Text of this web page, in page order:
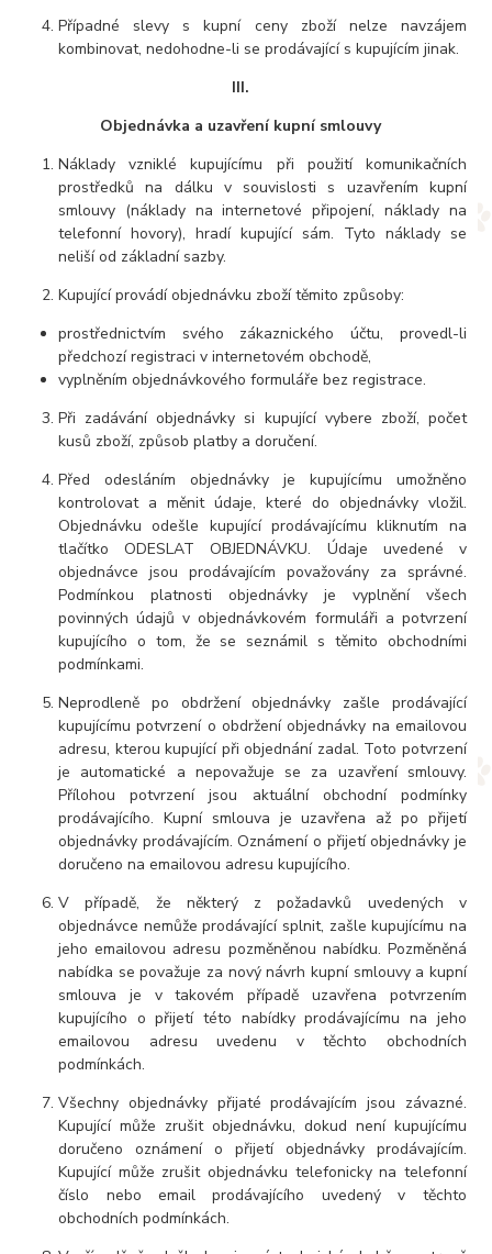
Případné slevy s kupní ceny zboží nelze navzájem
kombinovat, nedohodne-li se prodávající s kupujícím jinak.
III.
Objednávka a uzavření kupní smlouvy
Náklady vzniklé kupujícímu při použití komunikačních
prostředků na dálku v souvislosti s uzavřením kupní
smlouvy (náklady na internetové připojení, náklady na
telefonní hovory), hradí kupující sám. Tyto náklady se
neliší od základní sazby.
Kupující provádí objednávku zboží těmito způsoby:
prostřednictvím svého zákaznického účtu, provedl-li
předchozí registraci v internetovém obchodě,
vyplněním objednávkového formuláře bez registrace.
Při zadávání objednávky si kupující vybere zboží, počet
kusů zboží, způsob platby a doručení.
Před odesláním objednávky je kupujícímu umožněno
kontrolovat a měnit údaje, které do objednávky vložil.
Objednávku odešle kupující prodávajícímu kliknutím na
tlačítko ODESLAT OBJEDNÁVKU. Údaje uvedené v
objednávce jsou prodávajícím považovány za správné.
Podmínkou platnosti objednávky je vyplnění všech
povinných údajů v objednávkovém formuláři a potvrzení
kupujícího o tom, že se seznámil s těmito obchodními
podmínkami.
Neprodleně po obdržení objednávky zašle prodávající
kupujícímu potvrzení o obdržení objednávky na emailovou
adresu, kterou kupující při objednání zadal. Toto potvrzení
je automatické a nepovažuje se za uzavření smlouvy.
Přílohou potvrzení jsou aktuální obchodní podmínky
prodávajícího. Kupní smlouva je uzavřena až po přijetí
objednávky prodávajícím. Oznámení o přijetí objednávky je
doručeno na emailovou adresu kupujícího.
V případě, že některý z požadavků uvedených v
objednávce nemůže prodávající splnit, zašle kupujícímu na
jeho emailovou adresu pozměněnou nabídku. Pozměněná
nabídka se považuje za nový návrh kupní smlouvy a kupní
smlouva je v takovém případě uzavřena potvrzením
kupujícího o přijetí této nabídky prodávajícímu na jeho
emailovou adresu uvedenu v těchto obchodních
podmínkách.
Všechny objednávky přijaté prodávajícím jsou závazné.
Kupující může zrušit objednávku, dokud není kupujícímu
doručeno oznámení o přijetí objednávky prodávajícím.
Kupující může zrušit objednávku telefonicky na telefonní
číslo nebo email prodávajícího uvedený v těchto
obchodních podmínkách.